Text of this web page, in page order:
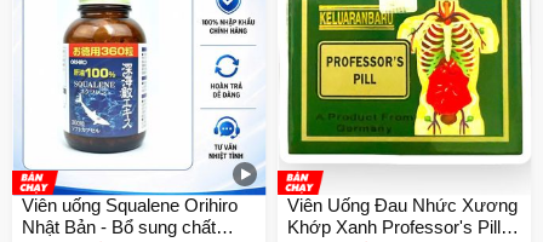
Viên uống Squalene Orihiro
Nhật Bản - Bổ sung chất
Viên Uống Đau Nhức Xương
Khớp Xanh Professor's Pill -